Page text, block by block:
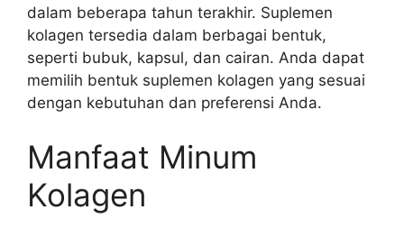
dalam beberapa tahun terakhir. Suplemen
kolagen tersedia dalam berbagai bentuk,
seperti bubuk, kapsul, dan cairan. Anda dapat
memilih bentuk suplemen kolagen yang sesuai
dengan kebutuhan dan preferensi Anda.
Manfaat Minum
Kolagen